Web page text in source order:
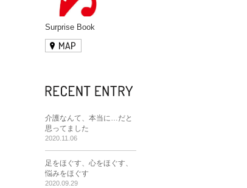
Surprise Book
介護なんて、本当に…だと
思ってました
2020.11.06
足をほぐす、心をほぐす、
悩みをほぐす
2020.09.29